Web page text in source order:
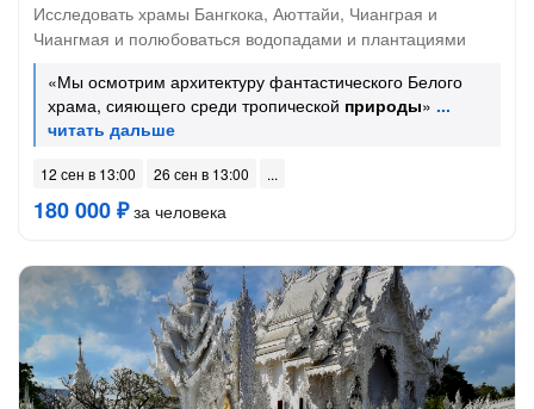
Исследовать храмы Бангкока, Аюттайи, Чианграя и
Чиангмая и полюбоваться водопадами и плантациями
«Мы осмотрим архитектуру фантастического Белого
храма, сияющего среди тропической природы»
12 сен в 13:00 26 сен в 13:00
180 000 ₽за человека